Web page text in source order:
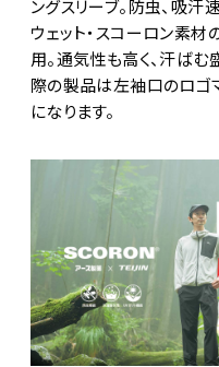
ングスリーブ。防虫、吸汗
ウェット・スコーロン素
用。通気性も高く、汗ば
際の製品は左袖口のロゴ
になります。